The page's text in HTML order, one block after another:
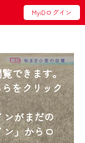
MyiDログイン
できます。
をクリック
ンがまだの
ン」からロ